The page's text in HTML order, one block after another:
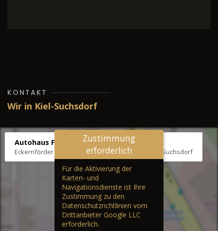
KONTAKT
Wir in Kiel-Suchsdorf
Autohaus Fräter
Eckernförder Str. /Klausbrooker Weg 1, 24107 Kiel-Suchsdorf
Zustimmung
erforderlich
Für die Aktivierung der
Karten- und
Navigationsdienste ist Ihre
Zustimmung zu den
Datenschutzrichtlinien vom
Drittanbieter Google LLC
erforderlich.